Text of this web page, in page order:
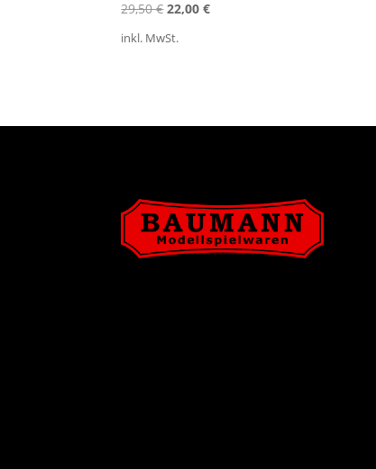
29,50€Ursprünglicher
22,00€Aktueller
inkl. MwSt.